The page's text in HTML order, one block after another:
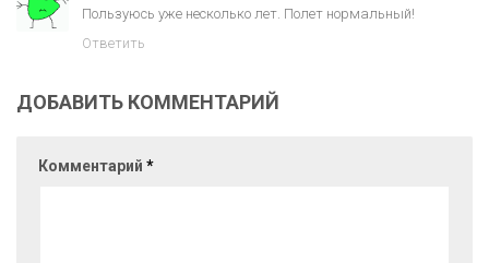
Пользуюсь уже несколько лет. Полет нормальный!
Ответить
ДОБАВИТЬ КОММЕНТАРИЙ
Комментарий *